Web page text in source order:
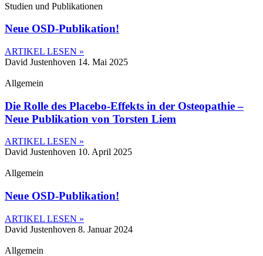
Studien und Publikationen
Neue OSD-Publikation!
ARTIKEL LESEN »
David Justenhoven 14. Mai 2025
Allgemein
Die Rolle des Placebo-Effekts in der Osteopathie –
Neue Publikation von Torsten Liem
ARTIKEL LESEN »
David Justenhoven 10. April 2025
Allgemein
Neue OSD-Publikation!
ARTIKEL LESEN »
David Justenhoven 8. Januar 2024
Allgemein